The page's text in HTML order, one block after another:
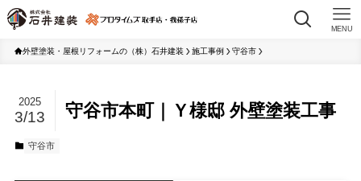
MENU
外壁塗装・屋根リフォームの（株）石井建装 施工事例 守谷市
守谷市本町｜Ｙ様邸 外壁塗装工事
2025
3/13
守谷市